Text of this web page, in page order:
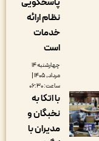
نظام ارائه
چهارشنبه ۱۴
مرداد, ۱۴۰۵ |
با اتکا به
نخبگان و
مدیران با